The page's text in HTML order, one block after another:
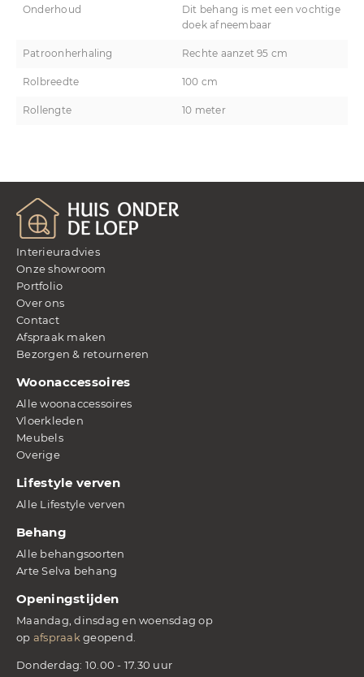
Onderhoud
Dit behang is met een vochtige
doek afneembaar
Patroonherhaling Rechte aanzet 95 cm
Rolbreedte 100 cm
Rollengte 10 meter
Interieuradvies
Onze showroom
Portfolio
Over ons
Contact
Afspraak maken
Bezorgen & retourneren
Woonaccessoires
Alle woonaccessoires
Vloerkleden
Meubels
Overige
Lifestyle verven
Alle Lifestyle verven
Behang
Alle behangsoorten
Arte Selva behang
Openingstijden
Maandag, dinsdag en woensdag op
op afspraakgeopend.
Donderdag: 10.00 - 17.30 uur